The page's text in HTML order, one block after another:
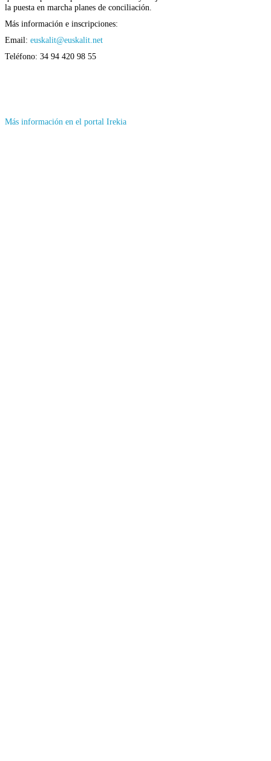
la puesta en marcha planes de conciliación.
Más información e inscripciones:
Email: euskalit@euskalit.net
Teléfono: 34 94 420 98 55
Más información en el portal Irekia(Se